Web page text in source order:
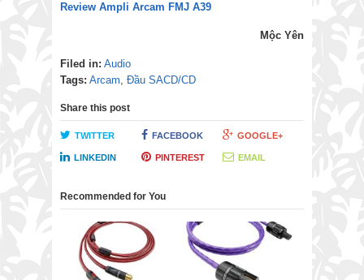
Review Ampli Arcam FMJ A39
Mộc Yên
Filed in: Audio
Tags: Arcam, Đầu SACD/CD
Share this post
TWITTER FACEBOOK GOOGLE+
LINKEDIN PINTEREST EMAIL
Recommended for You